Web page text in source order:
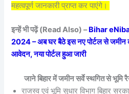
महत्वपूर्ण जानकारी प्राप्त कर पाएंगे।
इन्हें भी पढ़ें (Read Also) –Bihar
2024 – अब घर बैठे इस नए पोर्टल से
आवेदन, नया पोर्टल हुआ जारी
जाने बिहार में जमीन सर्वे स्थगित से भूमि
राजस्व एवं भूमि सुधार विभाग बिहार